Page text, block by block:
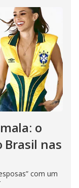
o
Brasil nas
com um